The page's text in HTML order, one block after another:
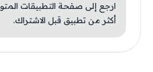
ارجع إلى صفحة التطبيقات
أكثر من تطبيق قبل الاشتراك.